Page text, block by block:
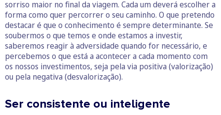
sorriso maior no final da viagem. Cada um deverá escolher a
forma como quer percorrer o seu caminho. O que pretendo
destacar é que o conhecimento é sempre determinante. Se
soubermos o que temos e onde estamos a investir,
saberemos reagir à adversidade quando for necessário, e
percebemos o que está a acontecer a cada momento com
os nossos investimentos, seja pela via positiva (valorização)
ou pela negativa (desvalorização).
Ser consistente ou inteligente